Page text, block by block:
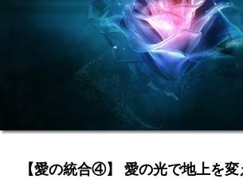
【愛の統合④】 愛の光で地上を